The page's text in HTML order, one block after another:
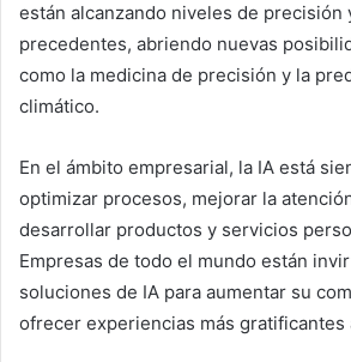
están alcanzando niveles de precisión
precedentes, abriendo nuevas
como la medicina de precisión y la
climático.
En el ámbito empresarial, la IA está
optimizar procesos, mejorar la
desarrollar productos y servicios
Empresas de todo el mundo están
soluciones de IA para aumentar su
ofrecer experiencias más gratificantes